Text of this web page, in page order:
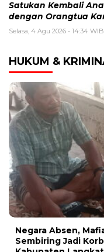
Satukan Kembali
dengan Orangtua
Selasa, 4 Agu 2026 - 14:34 WIB
HUKUM &
Negara Absen,
Sembiring Jadi